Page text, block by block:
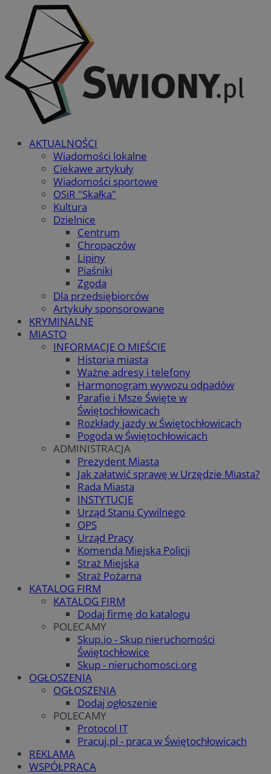
AKTUALNOŚCI
Wiadomości lokalne
Ciekawe artykuły
Wiadomości sportowe
OSiR "Skałka"
Kultura
Dzielnice
Centrum
Chropaczów
Lipiny
Piaśniki
Zgoda
Dla przedsiębiorców
Artykuły sponsorowane
KRYMINALNE
MIASTO
INFORMACJE O MIEŚCIE
Historia miasta
Ważne adresy i telefony
Harmonogram wywozu odpadów
Parafie i Msze Święte w
Świętochłowicach
Rozkłady jazdy w Świętochłowicach
Pogoda w Świętochłowicach
ADMINISTRACJA
Prezydent Miasta
Jak załatwić sprawę w Urzędzie Miasta?
Rada Miasta
INSTYTUCJE
Urząd Stanu Cywilnego
OPS
Urząd Pracy
Komenda Miejska Policji
Straż Miejska
Straż Pożarna
KATALOG FIRM
KATALOG FIRM
Dodaj firmę do katalogu
POLECAMY
Skup.io - Skup nieruchomości
Świętochłowice
Skup - nieruchomosci.org
OGŁOSZENIA
OGŁOSZENIA
Dodaj ogłoszenie
POLECAMY
Protocol IT
Pracuj.pl - praca w Świętochłowicach
REKLAMA
WSPÓŁPRACA